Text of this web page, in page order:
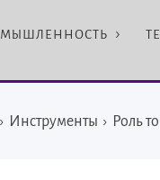
› Инструменты › Роль